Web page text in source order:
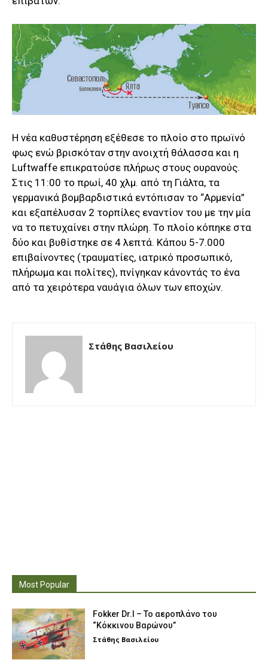
Η νέα καθυστέρηση εξέθεσε το πλοίο στο πρωϊνό
φως ενώ βρισκόταν στην ανοιχτή θάλασσα και η
Luftwaffe επικρατούσε πλήρως στους ουρανούς.
Στις 11:00 το πρωί, 40 χλμ. από τη Γιάλτα, τα
γερμανικά βομβαρδιστικά εντόπισαν το “Αρμενία”
και εξαπέλυσαν 2 τορπίλες εναντίον του με την μία
να το πετυχαίνει στην πλώρη. Το πλοίο κόπηκε στα
δύο και βυθίστηκε σε 4 λεπτά. Κάπου 5-7.000
επιβαίνοντες (τραυματίες, ιατρικό προσωπικό,
πλήρωμα και πολίτες), πνίγηκαν κάνοντάς το ένα
από τα χειρότερα ναυάγια όλων των εποχών.
Στάθης Βασιλείου
Most Popular
Fokker Dr.I – To αεροπλάνο του
“Κόκκινου Βαρώνου”
Στάθης Βασιλείου